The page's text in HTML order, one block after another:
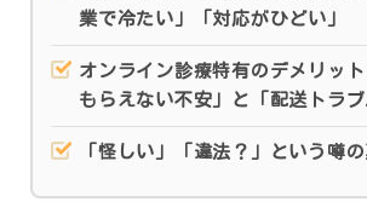
業で冷たい」「対応がひどい」
オンライン診療特有のデメリッ
もらえない不安」と「配送トラブ
「怪しい」「違法？」という噂